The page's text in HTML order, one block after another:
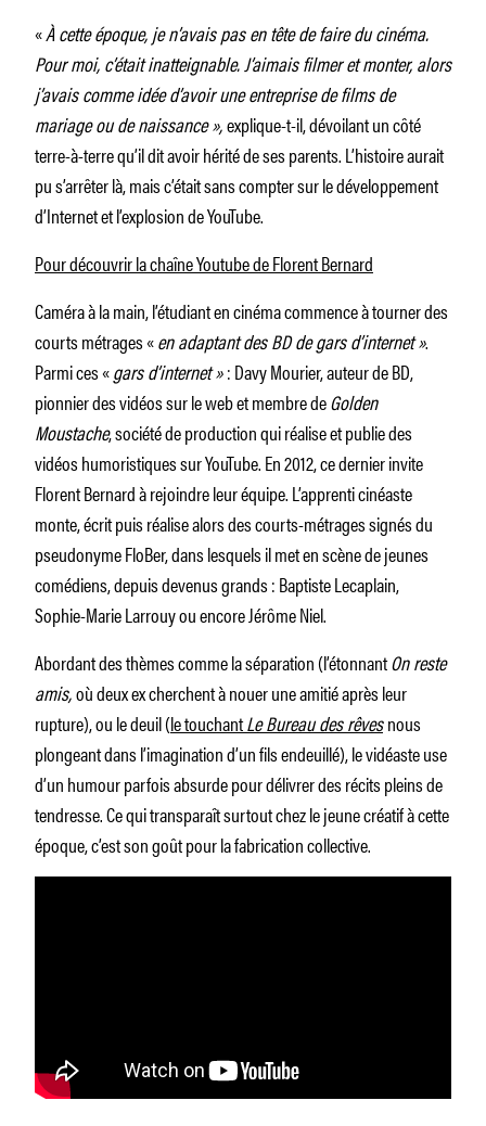
«À cette époque, je n’avais pas en tête de faire du cinéma.
Pour moi, c’était inatteignable. J’aimais filmer et monter, alors
j’avais comme idée d’avoir une entreprise de films de
mariage ou de naissance »,explique-t-il, dévoilant un côté
terre-à-terre qu’il dit avoir hérité de ses parents. L’histoire aurait
pu s’arrêter là, mais c’était sans compter sur le développement
d’Internet et l’explosion de YouTube.
Pour découvrir la chaîne Youtube de Florent Bernard
Caméra à la main, l’étudiant en cinéma commence à tourner des
courts métrages «en adaptant des BD de gars d’internet ».
Parmi ces «gars d’internet »: Davy Mourier, auteur de BD,
pionnier des vidéos sur le web et membre deGolden
Moustache, société de production qui réalise et publie des
vidéos humoristiques sur YouTube. En 2012, ce dernier invite
Florent Bernard à rejoindre leur équipe. L’apprenti cinéaste
monte, écrit puis réalise alors des courts-métrages signés du
pseudonyme FloBer, dans lesquels il met en scène de jeunes
comédiens, depuis devenus grands : Baptiste Lecaplain,
Sophie-Marie Larrouy ou encore Jérôme Niel.
Abordant des thèmes comme la séparation (l’étonnantOn reste
amis,où deux ex cherchent à nouer une amitié après leur
rupture), ou le deuil (le touchantLe Bureau des rêvesnous
plongeant dans l’imagination d’un fils endeuillé), le vidéaste use
d’un humour parfois absurde pour délivrer des récits pleins de
tendresse. Ce qui transparaît surtout chez le jeune créatif à cette
époque, c’est son goût pour la fabrication collective.